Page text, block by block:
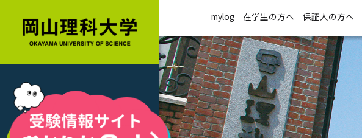
mylog 在学生の方へ 保証人の方へ